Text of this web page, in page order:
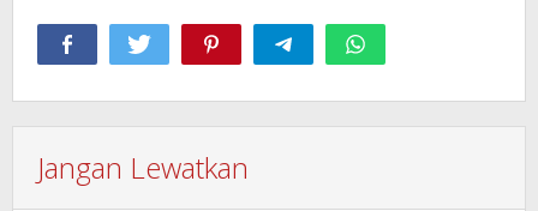
Jangan Lewatkan